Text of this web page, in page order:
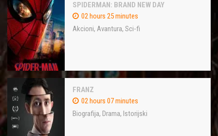
SPIDERMAN: BRAND NEW DAY
02 hours 25 minutes
Akcioni, Avantura, Sci-fi
FRANZ
02 hours 07 minutes
Biografija, Drama, Istorijski